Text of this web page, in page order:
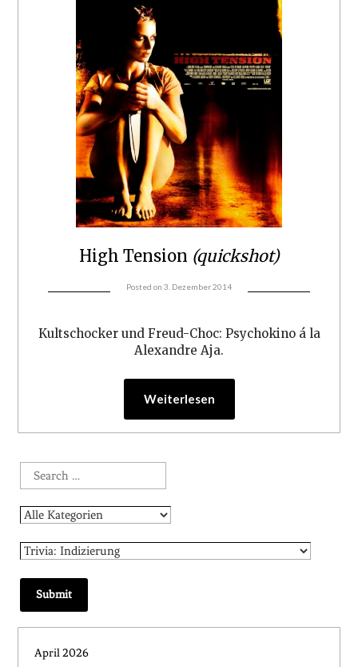
High Tension (quickshot)
Posted on 3. Dezember 2014
Kultschocker und Freud-Choc: Psychokino á la
Alexandre Aja.
Weiterlesen
April 2026